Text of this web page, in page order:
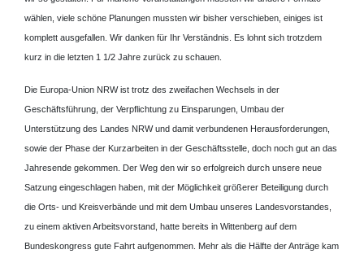
wählen, viele schöne Planungen mussten wir bisher verschieben, einiges ist
komplett ausgefallen. Wir danken für Ihr Verständnis. Es lohnt sich trotzdem
kurz in die letzten 1 1/2 Jahre zurück zu schauen.
Die Europa-Union NRW ist trotz des zweifachen Wechsels in der
Geschäftsführung, der Verpflichtung zu Einsparungen, Umbau der
Unterstützung des Landes NRW und damit verbundenen Herausforderungen,
sowie der Phase der Kurzarbeiten in der Geschäftsstelle, doch noch gut an das
Jahresende gekommen. Der Weg den wir so erfolgreich durch unsere neue
Satzung eingeschlagen haben, mit der Möglichkeit größerer Beteiligung durch
die Orts- und Kreisverbände und mit dem Umbau unseres Landesvorstandes,
zu einem aktiven Arbeitsvorstand, hatte bereits in Wittenberg auf dem
Bundeskongress gute Fahrt aufgenommen. Mehr als die Hälfte der Anträge kam